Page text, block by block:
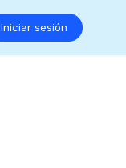
Iniciar sesión